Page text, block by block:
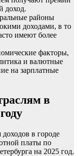
доход.
районы
доходами, в то
имеют более
факторы,
и валютные
на зарплатные
в
в городе
платы по
на 2025 год.